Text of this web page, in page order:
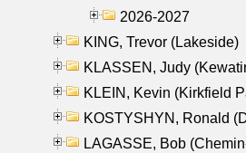
2026-2027
KING, Trevor (Lakeside)
KLASSEN, Judy
KLEIN, Kevin (Kirkfield
KOSTYSHYN, Ronald
LAGASSE, Bob